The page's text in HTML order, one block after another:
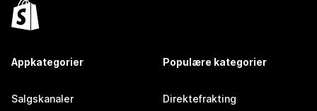
Appkategorier
Salgskanaler
Populære kategorier
Direktefrakting